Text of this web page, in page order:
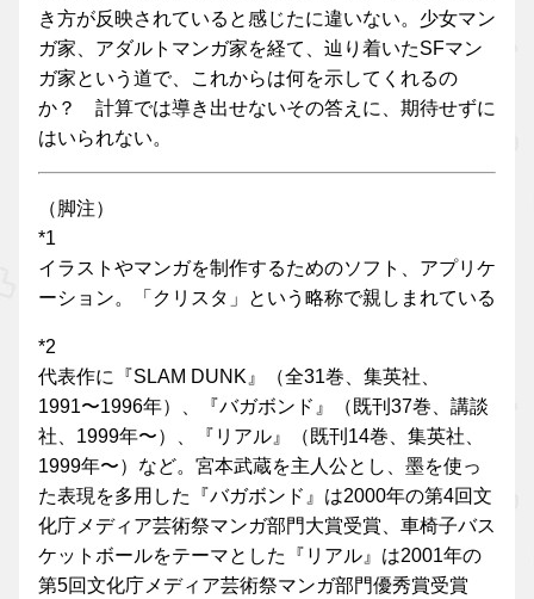
き方が反映されていると感じたに違いない。少女マン
ガ家、アダルトマンガ家を経て、辿り着いたSFマン
ガ家という道で、これからは何を示してくれるの
か？ 計算では導き出せないその答えに、期待せずに
はいられない。
（脚注）
*1
イラストやマンガを制作するためのソフト、アプリケ
ーション。「クリスタ」という略称で親しまれている
*2
代表作に『SLAM DUNK』（全31巻、集英社、
1991〜1996年）、『バガボンド』（既刊37巻、講談
社、1999年〜）、『リアル』（既刊14巻、集英社、
1999年〜）など。宮本武蔵を主人公とし、墨を使っ
た表現を多用した『バガボンド』は2000年の第4回文
化庁メディア芸術祭マンガ部門大賞受賞、車椅子バス
ケットボールをテーマとした『リアル』は2001年の
第5回文化庁メディア芸術祭マンガ部門優秀賞受賞